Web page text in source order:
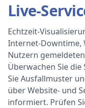
Live-
Echtzeit-
Internet-Downtime,
Nutzern
Überwachen Sie
Sie Ausfallmuster
über Website- und
informiert. Prüfen